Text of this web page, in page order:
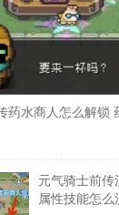
药水商人怎么解锁
元气骑士前传
属性技能怎么